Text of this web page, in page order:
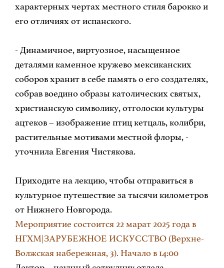
характерных чертах местного стиля барокко и
его отличиях от испанского.
- Динамичное, виртуозное, насыщенное
деталями каменное кружево мексиканских
соборов хранит в себе память о его создателях,
собрав воедино образы католических святых,
христианскую символику, отголоски культуры
ацтеков – изображение птиц кетцаль, колибри,
растительные мотивами местной флоры, -
уточнила Евгения Чистякова.
Приходите на лекцию, чтобы отправиться в
культурное путешествие за тысячи километров
от Нижнего Новгорода.
Мероприятие состоится 22 марат 2025 года в
НГХМ|ЗАРУБЕЖНОЕ ИСКУССТВО (Верхне-
Волжская набережная, 3). Начало в 14:00